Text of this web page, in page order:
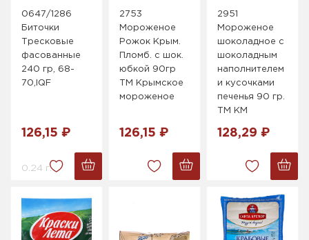
0647/1286
Биточки
Тресковые
фасованные
240 гр, 68-
70,IQF
126,15 ₽
0.24 г.
2753
Мороженое
Рожок Крым.
Пломб. с шок.
юбкой 90гр
ТМ Крымское
мороженое
126,15 ₽
2951
Мороженое
шоколадное с
шоколадным
наполнителем
и кусочками
печенья 90 гр.
ТМ КМ
128,29 ₽